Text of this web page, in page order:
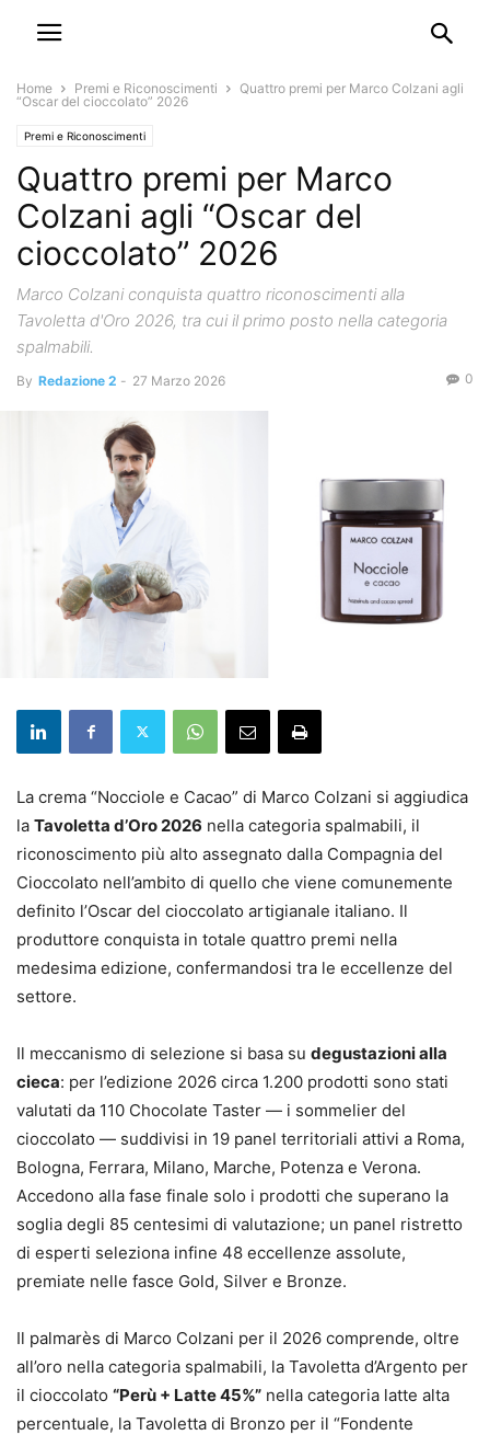
Home Premi e Riconoscimenti
Quattro premi per Marco Colzani agli
“Oscar del cioccolato” 2026
Premi e Riconoscimenti
Quattro premi per Marco
Colzani agli “Oscar del
cioccolato” 2026
Marco Colzani conquista quattro riconoscimenti alla
Tavoletta d'Oro 2026, tra cui il primo posto nella categoria
spalmabili.
By Redazione 2 - 27 Marzo 2026 0
La crema “Nocciole e Cacao” di Marco Colzani si aggiudica
la Tavoletta d’Oro 2026 nella categoria spalmabili, il
riconoscimento più alto assegnato dalla Compagnia del
Cioccolato nell’ambito di quello che viene comunemente
definito l’Oscar del cioccolato artigianale italiano. Il
produttore conquista in totale quattro premi nella
medesima edizione, confermandosi tra le eccellenze del
settore.
Il meccanismo di selezione si basa su degustazioni alla
cieca: per l’edizione 2026 circa 1.200 prodotti sono stati
valutati da 110 Chocolate Taster — i sommelier del
cioccolato — suddivisi in 19 panel territoriali attivi a Roma,
Bologna, Ferrara, Milano, Marche, Potenza e Verona.
Accedono alla fase finale solo i prodotti che superano la
soglia degli 85 centesimi di valutazione; un panel ristretto
di esperti seleziona infine 48 eccellenze assolute,
premiate nelle fasce Gold, Silver e Bronze.
Il palmarès di Marco Colzani per il 2026 comprende, oltre
all’oro nella categoria spalmabili, la Tavoletta d’Argento per
il cioccolato “Perù + Latte 45%” nella categoria latte alta
percentuale, la Tavoletta di Bronzo per il “Fondente